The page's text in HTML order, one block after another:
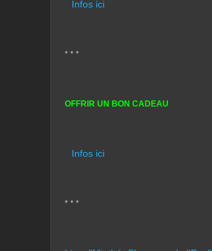
Infos ici
* * *
OFFRIR UN BON CADEAU
Infos ici
* * *